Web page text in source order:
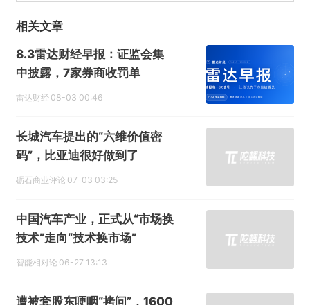
相关文章
8.3雷达财经早报：证监会集
中披露，7家券商收罚单
雷达财经 08-03 00:46
长城汽车提出的“六维价值密
码”，比亚迪很好做到了
砺石商业评论 07-03 03:25
中国汽车产业，正式从“市场换
技术”走向“技术换市场”
智能相对论 06-27 13:13
遭被套股东哽咽“拷问”，1600